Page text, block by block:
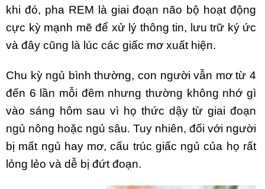
khi đó, pha REM là giai đoạn não bộ hoạt động
cực kỳ mạnh mẽ để xử lý thông tin, lưu trữ ký ức
và đây cũng là lúc các giấc mơ xuất hiện.
Chu kỳ ngủ bình thường, con người vẫn mơ từ 4
đến 6 lần mỗi đêm nhưng thường không nhớ gì
vào sáng hôm sau vì họ thức dậy từ giai đoạn
ngủ nông hoặc ngủ sâu. Tuy nhiên, đối với người
bị mất ngủ hay mơ, cấu trúc giấc ngủ của họ rất
lỏng lẻo và dễ bị đứt đoạn.